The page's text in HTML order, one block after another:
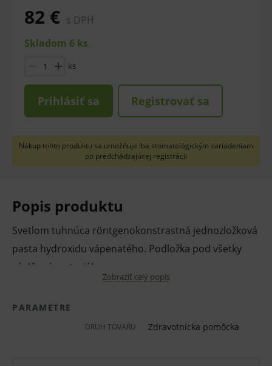
82 € s DPH
Skladom 6 ks
ks
Prihlásiť sa Registrovať sa
Nákup tohto produktu sa umožňuje iba stomatológickým zariadeniam
po predchádzajúcej registrácii
Popis produktu
Svetlom tuhnúca röntgenokonstrastná jednozložková
pasta hydroxidu vápenatého. Podložka pod všetky
výplňové materiály.
Jednozložkový materiál na okamžité použitie.
Na nepriame prekrytie pulpy.
Zobraziť celý popis
PARAMETRE
DRUH TOVARU Zdravotnícka pomôcka